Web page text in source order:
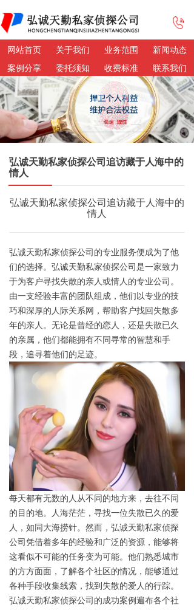
网站首页 关于我们 业务范围
新闻动态
案例分享
委托须知 收费标准 联系我们
弘诚天勤私家侦探公司的专业服务便成为了他
们的选择。弘诚天勤私家侦探公司是一家致力
于为客户寻找失散的亲人或情人的专业公司。
由一支经验丰富的团队组成，他们以专业的技
巧和深厚的人际关系网，帮助客户找回失散多
年的亲人。无论是曾经的恋人，还是失散已久
的亲属，他们都能拥有不同寻常的智慧和手
段，追寻着他们的足迹。
每天都有无数的人从不同的地方来，去往不同
的目的地。人海茫茫，寻找一位失散已久的爱
人，如同大海捞针。然而，弘诚天勤私家侦探
公司凭借着多年的经验和广泛的资源，能够将
这看似不可能的任务变为可能。他们熟悉城市
的方方面面，了解各个社区的情况，能够通过
各种手段收集线索，找到失散的爱人的行踪。
弘诚天勤私家侦探公司的成功案例遍布各个社
弘诚天勤私家侦探公司追访藏于人海中的
情人
弘诚天勤私家侦探公司追访藏于人海中的
情人